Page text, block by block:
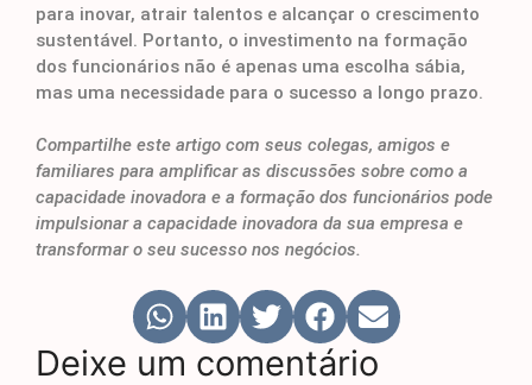
para inovar, atrair talentos e alcançar o crescimento
sustentável. Portanto, o investimento na formação
dos funcionários não é apenas uma escolha sábia,
mas uma necessidade para o sucesso a longo prazo.
Compartilhe este artigo com seus colegas, amigos e
familiares para amplificar as discussões sobre como a
capacidade inovadora e a formação dos funcionários pode
impulsionar a capacidade inovadora da sua empresa e
transformar o seu sucesso nos negócios.
Deixe um comentário